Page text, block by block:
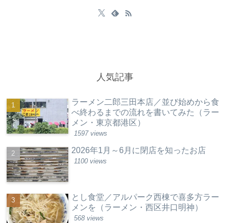
人気記事
ラーメン二郎三田本店／並び始めから食
べ終わるまでの流れを書いてみた（ラー
メン・東京都港区）
1597 views
2026年1月～6月に閉店を知ったお店
1100 views
とし食堂／アルパーク西棟で喜多方ラー
メンを（ラーメン・西区井口明神）
568 views